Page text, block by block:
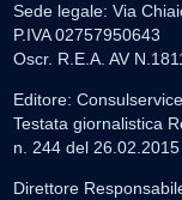
Sede legale: Via
P.IVA 02757950643
Oscr. R.E.A. AV
Editore:
Testata giornalistica
n. 244 del 26.02.2015
Direttore